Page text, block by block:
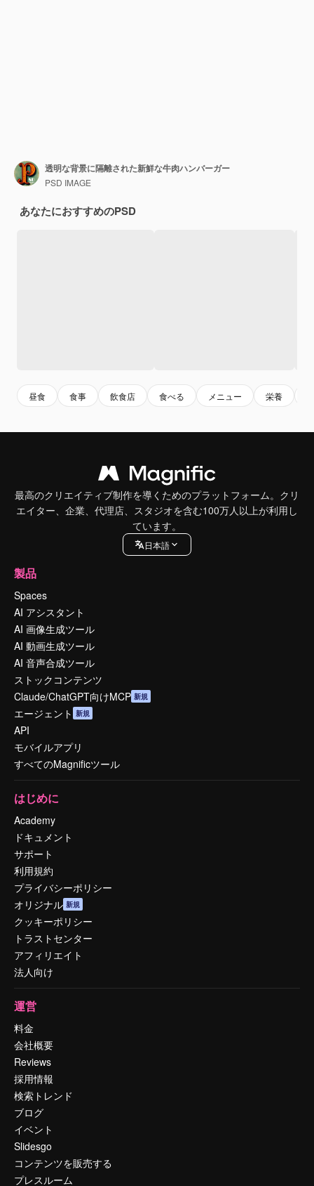
透明な背景に隔離された新鮮な牛肉ハンバーガー
PSD IMAGE
あなたにおすすめのPSD
昼食 食事 飲食店 食べる メニュー 栄養
最高のクリエイティブ制作を導くためのプラットフォーム。クリ
エイター、企業、代理店、スタジオを含む100万人以上が利用し
ています。
日本語
製品
Spaces
AI アシスタント
AI 画像生成ツール
AI 動画生成ツール
AI 音声合成ツール
ストックコンテンツ
Claude/ChatGPT向けMCP 新規
エージェント 新規
API
モバイルアプリ
すべてのMagnificツール
はじめに
Academy
ドキュメント
サポート
利用規約
プライバシーポリシー
オリジナル 新規
クッキーポリシー
トラストセンター
アフィリエイト
法人向け
運営
料金
会社概要
Reviews
採用情報
検索トレンド
ブログ
イベント
Slidesgo
コンテンツを販売する
プレスルーム